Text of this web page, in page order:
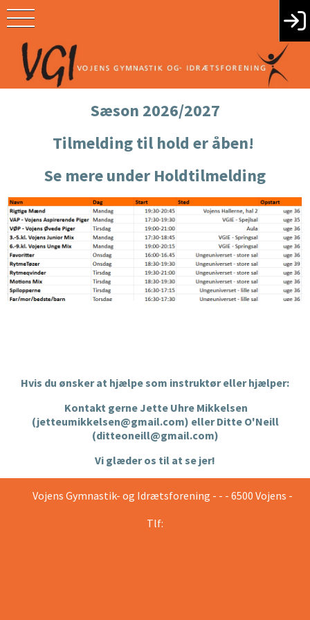
Sæson 2026/2027
Tilmelding til hold er åben!
Se mere under Holdtilmelding
Hvis du ønsker at hjælpe som instruktør eller hjælper:
Kontakt gerne Jette Uhre Mikkelsen
(jetteumikkelsen@gmail.com) eller Ditte O'Neill
(ditteoneill@gmail.com)
Vi glæder os til at se jer!
Vojens Gymnastik- og Idrætsforening - - - 6500 Vojens -
Tlf: